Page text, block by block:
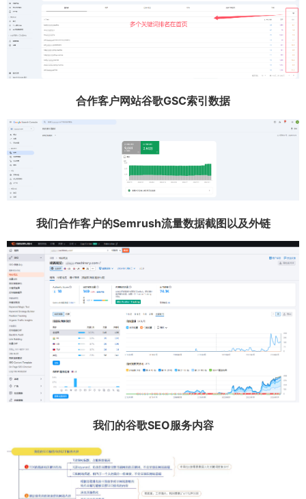
合作客户网站谷歌GSC索引数据
我们合作客户的Semrush流量数据截图以及外链
我们的谷歌SEO服务内容